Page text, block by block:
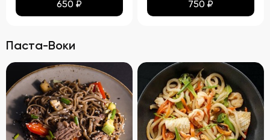
650 ₽ 750 ₽
Паста-Воки